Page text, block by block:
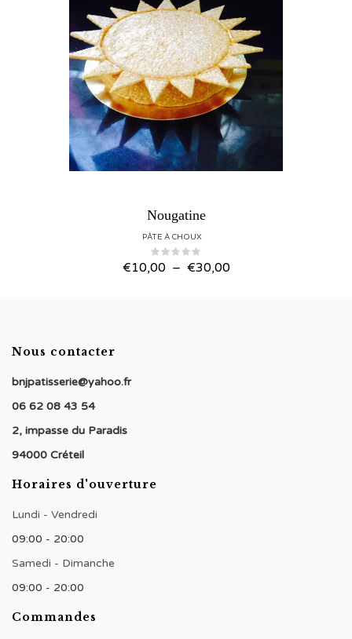
Nougatine
PÂTE À CHOUX
€10,00 – €30,00Plage de prix : €10,00 à €30,00
Nous contacter
bnjpatisserie@yahoo.fr
06 62 08 43 54
2, impasse du Paradis
94000 Créteil
Horaires d'ouverture
Lundi - Vendredi
09:00 - 20:00
Samedi - Dimanche
09:00 - 20:00
Commandes